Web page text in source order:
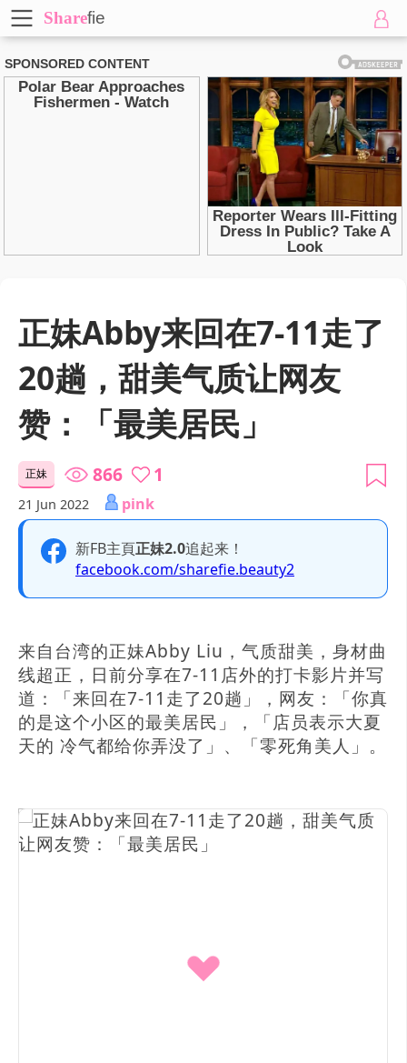
Sharefie
正妹Abby来回在7-11走了
20趟，甜美气质让网友
赞：「最美居民」
正妹 866 1
21 Jun 2022 pink
新FB主頁正妹2.0追起来！
facebook.com/sharefie.beauty2
来自台湾的正妹Abby Liu，气质甜美，身材曲
线超正，日前分享在7-11店外的打卡影片并写
道：「来回在7-11走了20趟」，网友：「你真
的是这个小区的最美居民」，「店员表示大夏
天的 冷气都给你弄没了」、「零死角美人」。